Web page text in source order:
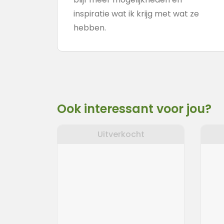
inspiratie wat ik krijg met wat ze
hebben.
Ook interessant voor jou?
Uitverkocht